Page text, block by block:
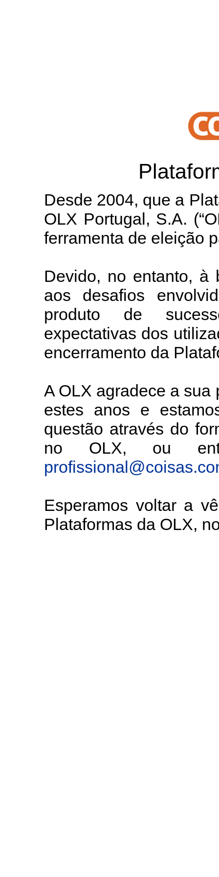
Desde 2004, que a
OLX Portugal, S.A.
ferramenta de eleição
Devido, no entanto, à
aos desafios
produto de
expectativas dos
encerramento da
A OLX agradece a sua
estes anos e
questão através do
no OLX, ou
Esperamos voltar a
Plataformas da OLX,